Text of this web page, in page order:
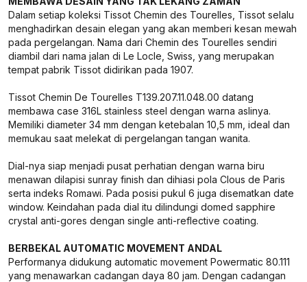
Dalam setiap koleksi Tissot Chemin des Tourelles, Tissot selalu
menghadirkan desain elegan yang akan memberi kesan mewah
pada pergelangan. Nama dari Chemin des Tourelles sendiri
diambil dari nama jalan di Le Locle, Swiss, yang merupakan
tempat pabrik Tissot didirikan pada 1907.
Tissot Chemin De Tourelles T139.207.11.048.00 datang
membawa case 316L stainless steel dengan warna aslinya.
Memiliki diameter 34 mm dengan ketebalan 10,5 mm, ideal dan
memukau saat melekat di pergelangan tangan wanita.
Dial-nya siap menjadi pusat perhatian dengan warna biru
menawan dilapisi sunray finish dan dihiasi pola Clous de Paris
serta indeks Romawi. Pada posisi pukul 6 juga disematkan date
window. Keindahan pada dial itu dilindungi domed sapphire
crystal anti-gores dengan single anti-reflective coating.
BERBEKAL AUTOMATIC MOVEMENT ANDAL
Performanya didukung automatic movement Powermatic 80.111
yang menawarkan cadangan daya 80 jam. Dengan cadangan